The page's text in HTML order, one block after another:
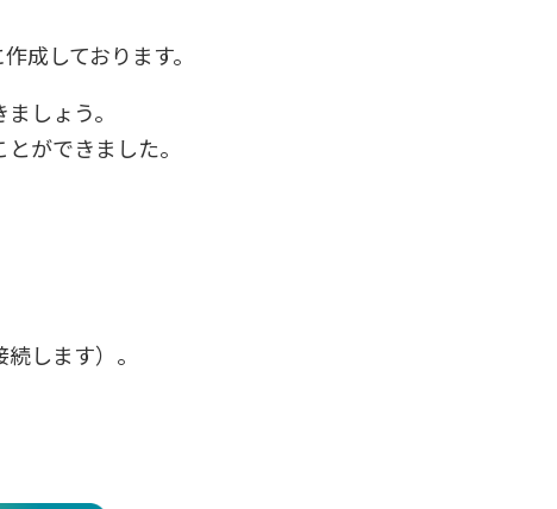
成しております。
しょう。
ができました。
します）。